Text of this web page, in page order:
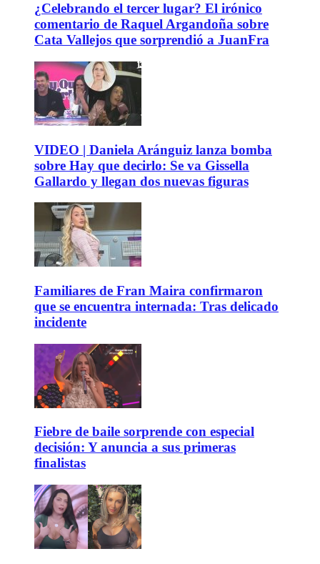
¿Celebrando el tercer lugar? El irónico
comentario de Raquel Argandoña sobre
Cata Vallejos que sorprendió a JuanFra
VIDEO | Daniela Aránguiz lanza bomba
sobre Hay que decirlo: Se va Gissella
Gallardo y llegan dos nuevas figuras
Familiares de Fran Maira confirmaron
que se encuentra internada: Tras delicado
incidente
Fiebre de baile sorprende con especial
decisión: Y anuncia a sus primeras
finalistas